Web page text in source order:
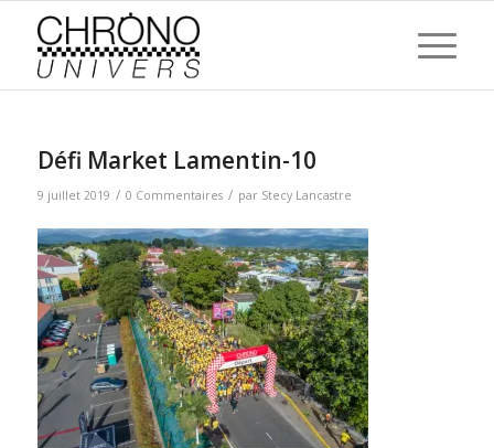
Défi Market Lamentin-10
9 juillet 2019 / 0 Commentaires / par Stecy Lancastre